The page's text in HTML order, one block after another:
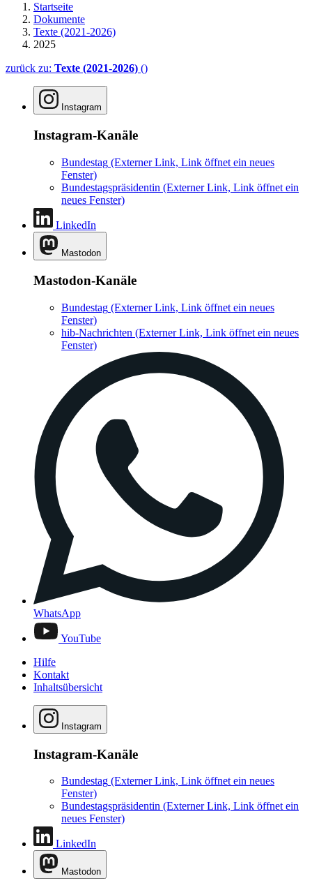
Startseite
Dokumente
Texte (2021-2026)
2025
zurück zu: Texte (2021-2026) ()
Instagram
Instagram-Kanäle
Bundestag (Externer Link, Link öffnet ein neues
Fenster)
Bundestagspräsidentin (Externer Link, Link öffnet ein
neues Fenster)
LinkedIn
Mastodon
Mastodon-Kanäle
Bundestag (Externer Link, Link öffnet ein neues
Fenster)
hib-Nachrichten (Externer Link, Link öffnet ein neues
Fenster)
WhatsApp
YouTube
Hilfe
Kontakt
Inhaltsübersicht
Instagram
Instagram-Kanäle
Bundestag (Externer Link, Link öffnet ein neues
Fenster)
Bundestagspräsidentin (Externer Link, Link öffnet ein
neues Fenster)
LinkedIn
Mastodon